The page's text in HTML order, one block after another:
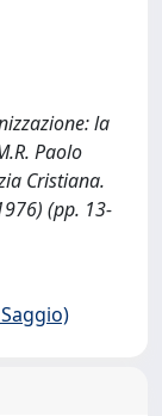
la
Paolo
Cristiana.
(pp. 13-